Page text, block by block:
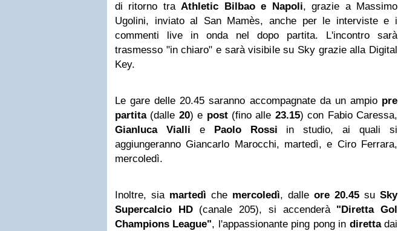
di ritorno traAthletic Bilbaoe Napoli, grazie a Massimo
Ugolini, inviato al San Mamès, anche per le interviste e i
commenti live in onda nel dopo partita. L'incontro sarà
trasmesso "in chiaro" e sarà visibile su Sky grazie alla Digital
Key.
Le gare delle 20.45 saranno accompagnate da un ampio pre
partita(dalle 20) e post (fino alle 23.15) con Fabio Caressa,
Gianluca Vialli e Paolo Rossi in studio, ai quali si
aggiungeranno Giancarlo Marocchi, martedì, e Ciro Ferrara,
mercoledì.
Inoltre, sia martedì che mercoledì, dalle ore 20.45 su Sky
Supercalcio HD (canale 205), si accenderà "Diretta Gol
Champions League", l'appassionante ping pong in direttadai